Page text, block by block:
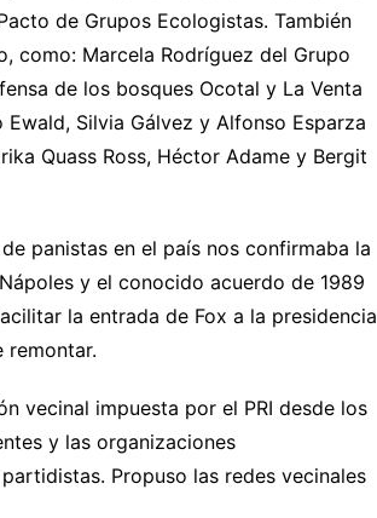
de Grupos Ecologistas. También
como: Marcela Rodríguez del Grupo
de los bosques Ocotal y La Venta
Silvia Gálvez y Alfonso Esparza
Quass Ross, Héctor Adame y Bergit
panistas en el país nos confirmaba la
y el conocido acuerdo de 1989
la entrada de Fox a la presidencia
remontar.
vecinal impuesta por el PRI desde los
y las organizaciones
Propuso las redes vecinales